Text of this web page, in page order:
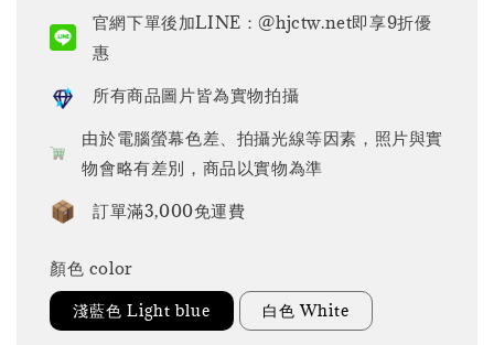
官網下單後加LINE：@hjctw.net即享9折優
惠
所有商品圖片皆為實物拍攝
由於電腦螢幕色差、拍攝光線等因素，照片與實
物會略有差別，商品以實物為準
訂單滿3,000免運費
顏色 color
淺藍色 Light blue 白色 White